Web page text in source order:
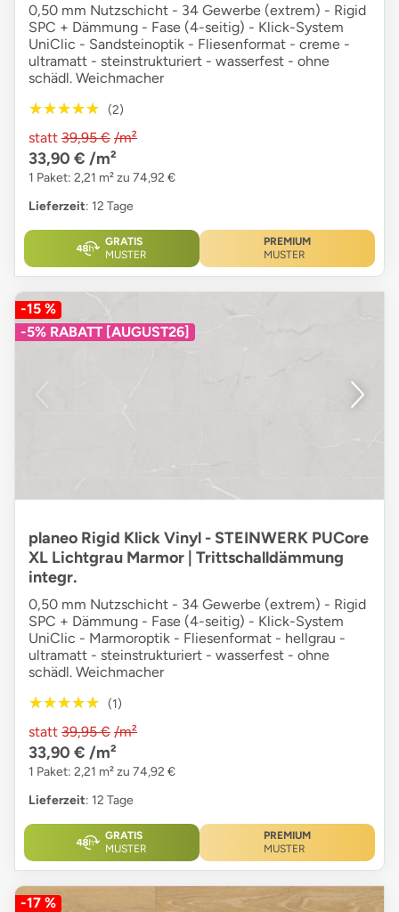
0,50 mm Nutzschicht - 34 Gewerbe (extrem) - Rigid
SPC + Dämmung - Fase (4-seitig) - Klick-System
UniClic - Sandsteinoptik - Fliesenformat - creme -
ultramatt - steinstrukturiert - wasserfest - ohne
schädl. Weichmacher
★★★★★
★★★★★ (2)
statt 39,95 € /m²
33,90 € /m²
1 Paket: 2,21 m² zu 74,92 €
Lieferzeit: 12 Tage
GRATIS
MUSTER
PREMIUM
MUSTER
-15 %
-5% RABATT [AUGUST26]
planeo Rigid Klick Vinyl - STEINWERK PUCore
XL Lichtgrau Marmor | Trittschalldämmung
integr.
0,50 mm Nutzschicht - 34 Gewerbe (extrem) - Rigid
SPC + Dämmung - Fase (4-seitig) - Klick-System
UniClic - Marmoroptik - Fliesenformat - hellgrau -
ultramatt - steinstrukturiert - wasserfest - ohne
schädl. Weichmacher
★★★★★
★★★★★ (1)
statt 39,95 € /m²
33,90 € /m²
1 Paket: 2,21 m² zu 74,92 €
Lieferzeit: 12 Tage
GRATIS
MUSTER
PREMIUM
MUSTER
-17 %